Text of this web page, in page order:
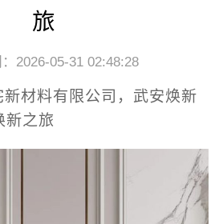
旅
2026-05-31 02:48:28
材料有限公司，武安焕新
新之旅